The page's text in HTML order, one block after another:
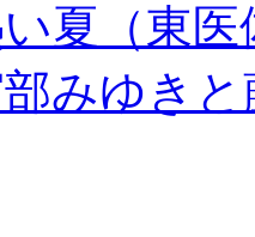
夏（東
みゆき